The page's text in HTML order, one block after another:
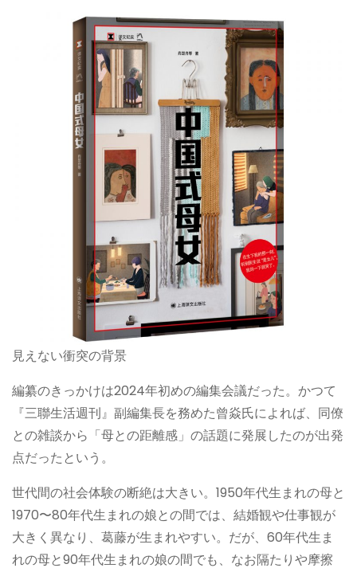
見えない衝突の背景
編纂のきっかけは2024年初めの編集会議だった。かつて
『三聯生活週刊』副編集長を務めた曾焱氏によれば、同僚
との雑談から「母との距離感」の話題に発展したのが出発
点だったという。
世代間の社会体験の断絶は大きい。1950年代生まれの母と
1970〜80年代生まれの娘との間では、結婚観や仕事観が
大きく異なり、葛藤が生まれやすい。だが、60年代生ま
れの母と90年代生まれの娘の間でも、なお隔たりや摩擦